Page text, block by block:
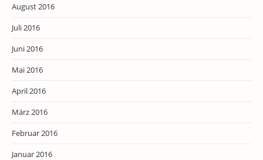
August 2016
Juli 2016
Juni 2016
Mai 2016
April 2016
März 2016
Februar 2016
Januar 2016